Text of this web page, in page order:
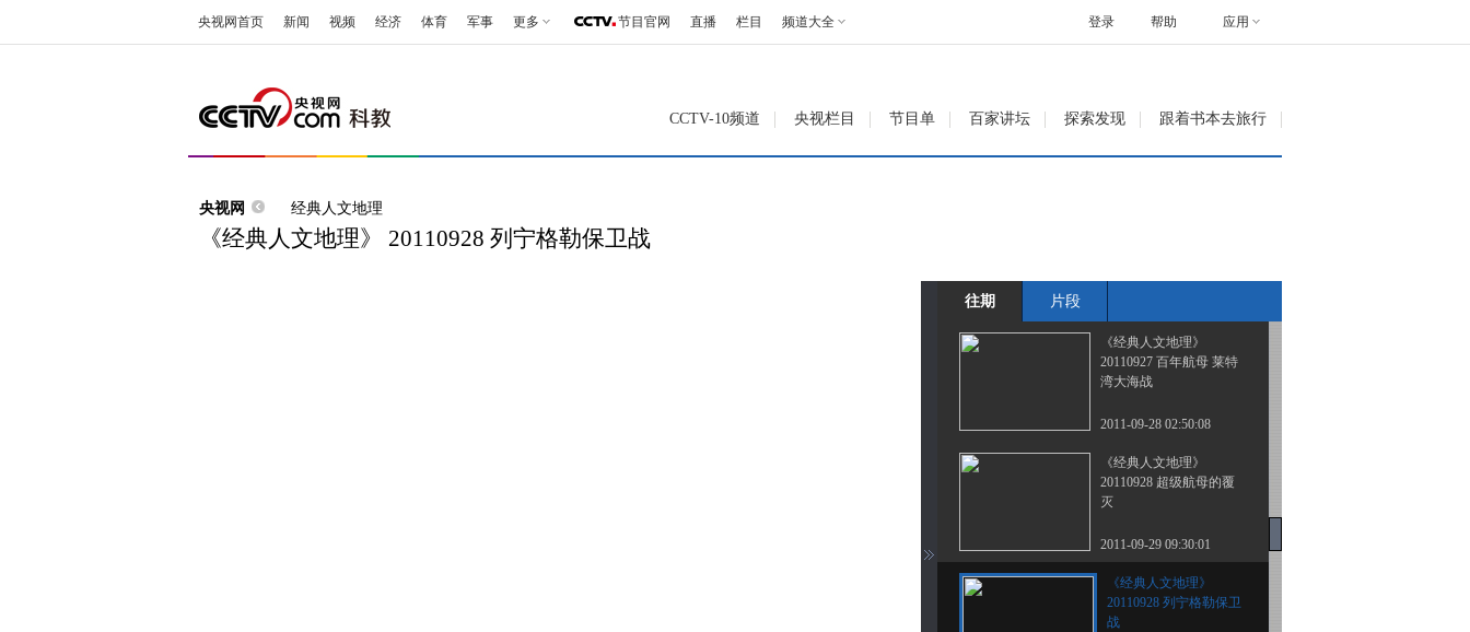
央视网首页 新闻 视频 经济 体育 军事 更多 节目官网 直播 栏目 频道大全 帮助 应用
登录
CCTV-10频道 央视栏目 节目单 百家讲坛 探索发现 跟着书本去旅行
央视网 经典人文地理
《经典人文地理》 20110928 列宁格勒保卫战
往期 片段
20110926
20110926 马里亚纳海空
《经典人文地理》
20110927 百年航母 莱特
湾大海战
2011-09-28 02:50:08
《经典人文地理》
20110928 超级航母的覆
灭
2011-09-29 09:30:01
《经典人文地理》
20110928 列宁格勒保卫
战